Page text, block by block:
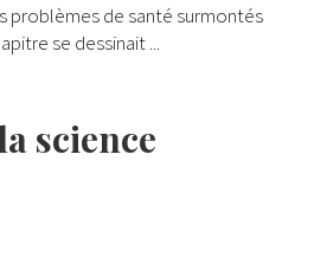
problèmes de santé surmontés
se dessinait ...
science